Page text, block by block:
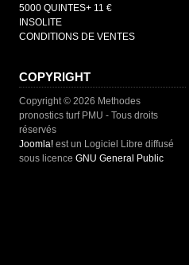
5000 QUINTES+ 11 €
INSOLITE
CONDITIONS DE VENTES
COPYRIGHT
Copyright © 2026 Methodes
pronostics turf PMU - Tous droits
réservés
Joomla! est un Logiciel Libre diffusé
sous licence GNU General Public